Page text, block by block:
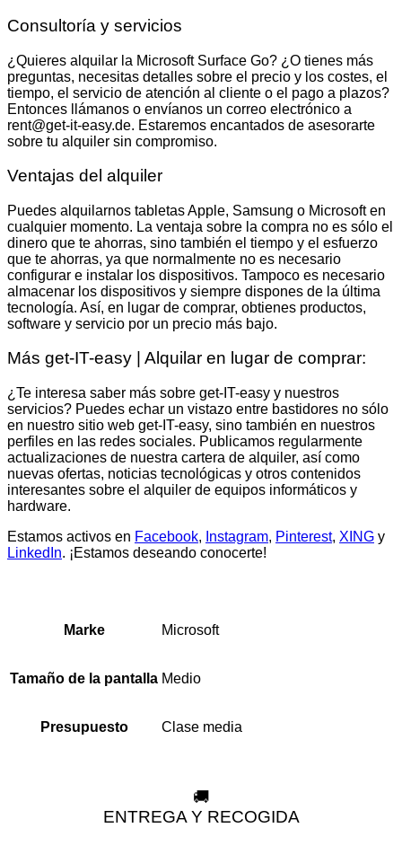
Consultoría y servicios
¿Quieres alquilar la Microsoft Surface Go? ¿O tienes más
preguntas, necesitas detalles sobre el precio y los costes, el
tiempo, el servicio de atención al cliente o el pago a plazos?
Entonces llámanos o envíanos un correo electrónico a
rent@get-it-easy.de. Estaremos encantados de asesorarte
sobre tu alquiler sin compromiso.
Ventajas del alquiler
Puedes alquilarnos tabletas Apple, Samsung o Microsoft en
cualquier momento. La ventaja sobre la compra no es sólo el
dinero que te ahorras, sino también el tiempo y el esfuerzo
que te ahorras, ya que normalmente no es necesario
configurar e instalar los dispositivos. Tampoco es necesario
almacenar los dispositivos y siempre dispones de la última
tecnología. Así, en lugar de comprar, obtienes productos,
software y servicio por un precio más bajo.
Más get-IT-easy | Alquilar en lugar de comprar:
¿Te interesa saber más sobre get-IT-easy y nuestros
servicios? Puedes echar un vistazo entre bastidores no sólo
en nuestro sitio web get-IT-easy, sino también en nuestros
perfiles en las redes sociales. Publicamos regularmente
actualizaciones de nuestra cartera de alquiler, así como
nuevas ofertas, noticias tecnológicas y otros contenidos
interesantes sobre el alquiler de equipos informáticos y
hardware.
Estamos activos en Facebook, Instagram, Pinterest, XING y
LinkedIn. ¡Estamos deseando conocerte!
Marke Microsoft
Tamaño de la pantalla Medio
Presupuesto Clase media
🚚
ENTREGA Y RECOGIDA